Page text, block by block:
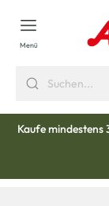
springen
Menü
Kaufe mindestens